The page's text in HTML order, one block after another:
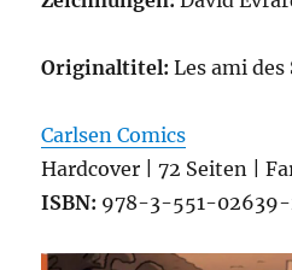
Originaltitel:Les ami des
Carlsen Comics
Hardcover | 72 Seiten |
ISBN: 978-3-551-